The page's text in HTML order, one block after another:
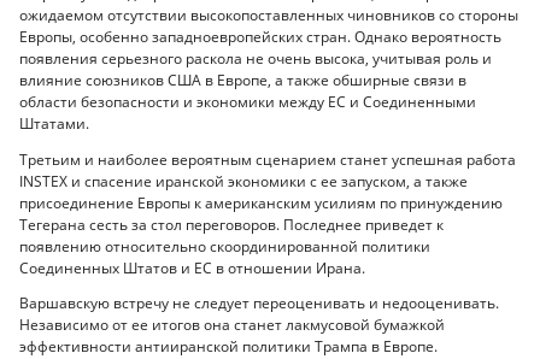
ожидаемом отсутствии высокопоставленных чиновников со стороны
Европы, особенно западноевропейских стран. Однако вероятность
появления серьезного раскола не очень высока, учитывая роль и
влияние союзников США в Европе, а также обширные связи в
области безопасности и экономики между ЕС и Соединенными
Штатами.
Третьим и наиболее вероятным сценарием станет успешная работа
INSTEX и спасение иранской экономики с ее запуском, а также
присоединение Европы к американским усилиям по принуждению
Тегерана сесть за стол переговоров. Последнее приведет к
появлению относительно скоординированной политики
Соединенных Штатов и ЕС в отношении Ирана.
Варшавскую встречу не следует переоценивать и недооценивать.
Независимо от ее итогов она станет лакмусовой бумажкой
эффективности антииранской политики Трампа в Европе.